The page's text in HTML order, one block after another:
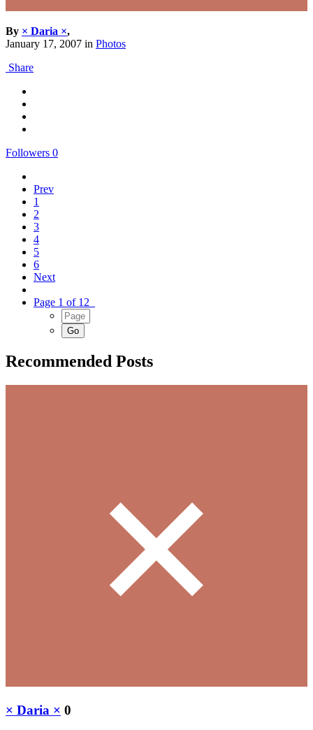
By × Daria ×,
January 17, 2007 in Photos
Share
Followers 0
Prev
1
2
3
4
5
6
Next
Page 1 of 12
Recommended Posts
× Daria × 0